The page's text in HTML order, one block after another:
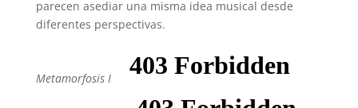
parecen asediar una misma idea musical desde
diferentes perspectivas.
Metamorfosis I